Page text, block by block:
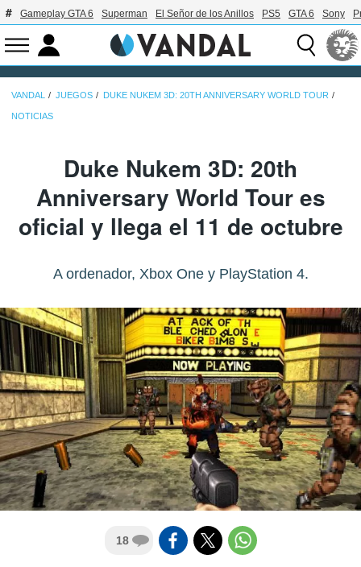
Gameplay GTA 6 Superman El Señor de los Anillos PS5 GTA 6 Sony
VANDAL JUEGOS DUKE NUKEM 3D: 20TH ANNIVERSARY WORLD TOUR
NOTICIAS
Duke Nukem 3D: 20th
Anniversary World Tour es
oficial y llega el 11 de octubre
A ordenador, Xbox One y PlayStation 4.
18